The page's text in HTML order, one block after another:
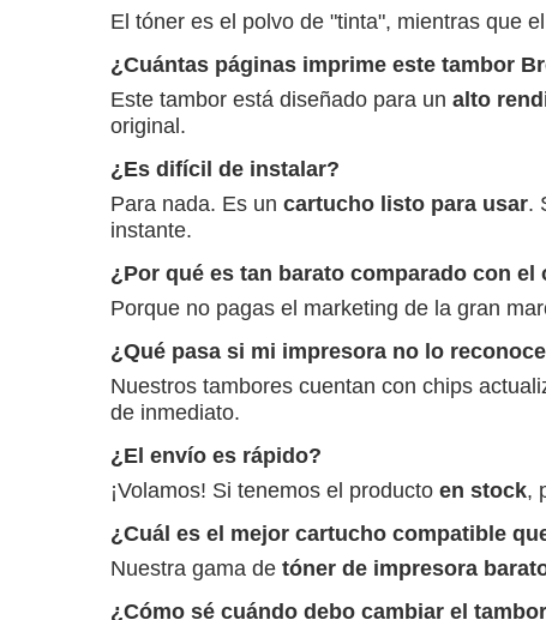
El tóner es el polvo de "tinta", mientras que
¿Cuántas páginas imprime este tambor
Este tambor está diseñado para un alto
original.
¿Es difícil de instalar?
Para nada. Es un cartucho listo para usar.
instante.
¿Por qué es tan barato comparado con el
Porque no pagas el marketing de la gran
¿Qué pasa si mi impresora no lo
Nuestros tambores cuentan con chips
de inmediato.
¿El envío es rápido?
¡Volamos! Si tenemos el producto en stock,
¿Cuál es el mejor cartucho compatible
Nuestra gama de tóner de impresora
¿Cómo sé cuándo debo cambiar el